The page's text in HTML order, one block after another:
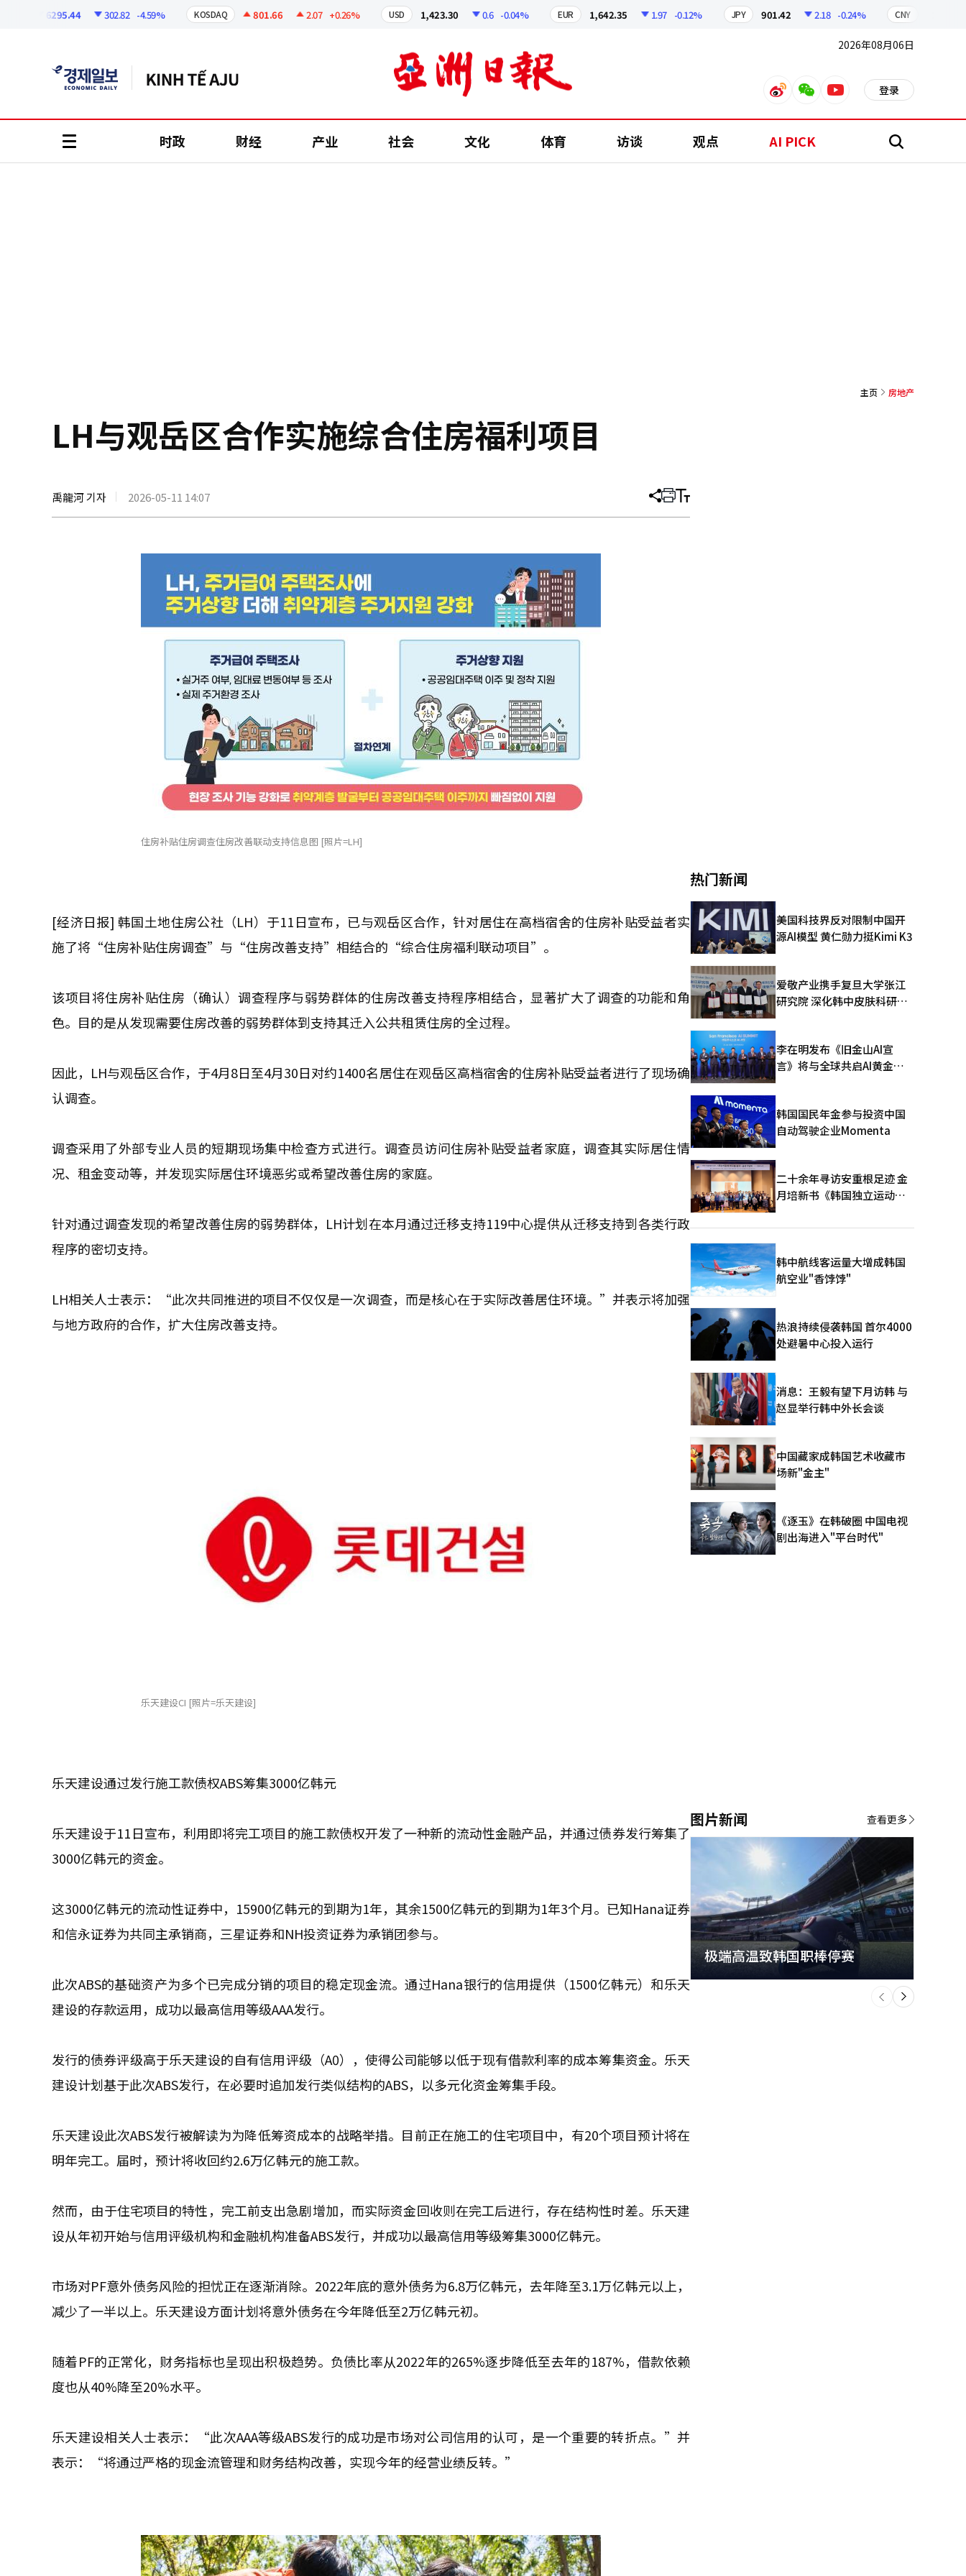
6295.44 302.82 -4.59% KOSDAQ 801.66 2.07 +0.26% USD 1,423.30 0.6 -0.04% EUR 1,642.35 1.97 -0.12% JPY 901.42 2.18 -0.24% CNY 210.96
2026年08月06日
weiboweixinyoutube 登录
时政 财经 产业 社会 文化 体育 访谈 观点 AI PICK 搜
主页 房地产
LH与观岳区合作实施综合住房福利项目
禹龍河 기자 2026-05-11 14:07 分
文
打 调
大
住房补贴住房调查住房改善联动支持信息图 [照片=LH]
[经济日报] 韩国土地住房公社（LH）于11日宣布，已与观岳区合作，针对居住在高档宿舍的住房补贴受益者实
施了将“住房补贴住房调查”与“住房改善支持”相结合的“综合住房福利联动项目”。
该项目将住房补贴住房（确认）调查程序与弱势群体的住房改善支持程序相结合，显著扩大了调查的功能和角
色。目的是从发现需要住房改善的弱势群体到支持其迁入公共租赁住房的全过程。
因此，LH与观岳区合作，于4月8日至4月30日对约1400名居住在观岳区高档宿舍的住房补贴受益者进行了现场确
认调查。
调查采用了外部专业人员的短期现场集中检查方式进行。调查员访问住房补贴受益者家庭，调查其实际居住情
况、租金变动等，并发现实际居住环境恶劣或希望改善住房的家庭。
针对通过调查发现的希望改善住房的弱势群体，LH计划在本月通过迁移支持119中心提供从迁移支持到各类行政
程序的密切支持。
LH相关人士表示：“此次共同推进的项目不仅仅是一次调查，而是核心在于实际改善居住环境。”并表示将加强
与地方政府的合作，扩大住房改善支持。
乐天建设CI [照片=乐天建设]
乐天建设通过发行施工款债权ABS筹集3000亿韩元
乐天建设于11日宣布，利用即将完工项目的施工款债权开发了一种新的流动性金融产品，并通过债券发行筹集了
3000亿韩元的资金。
这3000亿韩元的流动性证券中，15900亿韩元的到期为1年，其余1500亿韩元的到期为1年3个月。已知Hana证券
和信永证券为共同主承销商，三星证券和NH投资证券为承销团参与。
此次ABS的基础资产为多个已完成分销的项目的稳定现金流。通过Hana银行的信用提供（1500亿韩元）和乐天
建设的存款运用，成功以最高信用等级AAA发行。
发行的债券评级高于乐天建设的自有信用评级（A0），使得公司能够以低于现有借款利率的成本筹集资金。乐天
建设计划基于此次ABS发行，在必要时追加发行类似结构的ABS，以多元化资金筹集手段。
乐天建设此次ABS发行被解读为为降低筹资成本的战略举措。目前正在施工的住宅项目中，有20个项目预计将在
明年完工。届时，预计将收回约2.6万亿韩元的施工款。
然而，由于住宅项目的特性，完工前支出急剧增加，而实际资金回收则在完工后进行，存在结构性时差。乐天建
设从年初开始与信用评级机构和金融机构准备ABS发行，并成功以最高信用等级筹集3000亿韩元。
市场对PF意外债务风险的担忧正在逐渐消除。2022年底的意外债务为6.8万亿韩元，去年降至3.1万亿韩元以上，
减少了一半以上。乐天建设方面计划将意外债务在今年降低至2万亿韩元初。
随着PF的正常化，财务指标也呈现出积极趋势。负债比率从2022年的265%逐步降低至去年的187%，借款依赖
度也从40%降至20%水平。
乐天建设相关人士表示：“此次AAA等级ABS发行的成功是市场对公司信用的认可，是一个重要的转折点。”并
表示：“将通过严格的现金流管理和财务结构改善，实现今年的经营业绩反转。”
热门新闻
美国科技界反对限制中国开
源AI模型 黄仁勋力挺Kimi K3
爱敬产业携手复旦大学张江
研究院 深化韩中皮肤科研合
李在明发布《旧金山AI宣
言》将与全球共启AI黄金时
韩国国民年金参与投资中国
自动驾驶企业Momenta
二十余年寻访安重根足迹 金
月培新书《韩国独立运动圣
版
韩中航线客运量大增成韩国
航空业"香饽饽"
热浪持续侵袭韩国 首尔4000
处避暑中心投入运行
消息：王毅有望下月访韩 与
赵显举行韩中外长会谈
中国藏家成韩国艺术收藏市
场新"金主"
《逐玉》在韩破圈 中国电视
剧出海进入"平台时代"
图片新闻
极端高温致韩国职棒停赛
下
一
个
查看更多